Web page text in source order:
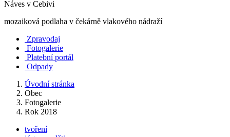
Náves v Cebivi
mozaiková podlaha v čekárně vlakového nádraží
Zpravodaj
Fotogalerie
Platební portál
Odpady
Úvodní stránka
Obec
Fotogalerie
Rok 2018
tvoření